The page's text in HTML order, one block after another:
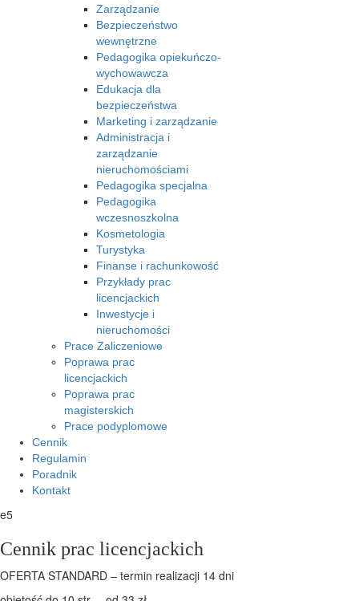
Zarządzanie
Bezpieczeństwo
wewnętrzne
Pedagogika opiekuńczo-
wychowawcza
Edukacja dla
bezpieczeństwa
Marketing i zarządzanie
Administracja i
zarządzanie
nieruchomościami
Pedagogika specjalna
Pedagogika
wczesnoszkolna
Kosmetologia
Turystyka
Finanse i rachunkowość
Przykłady prac
licencjackich
Inwestycje i
nieruchomości
Prace Zaliczeniowe
Poprawa prac
licencjackich
Poprawa prac
magisterskich
Prace podyplomowe
Cennik
Regulamin
Poradnik
Kontakt
e5
Cennik prac licencjackich
OFERTA STANDARD – termin realizacji 14 dni